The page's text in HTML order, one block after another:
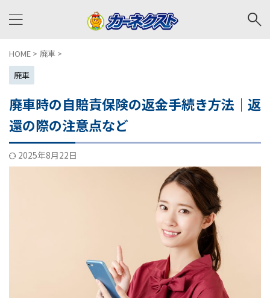
HOME > 廃車 >
廃車
廃車時の自賠責保険の返金手続き方法｜返
還の際の注意点など
2025年8月22日